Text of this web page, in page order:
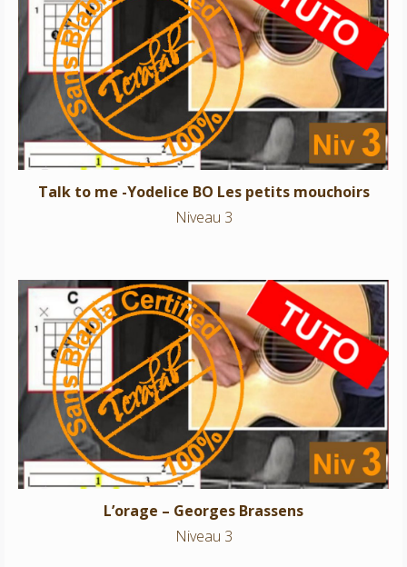
Talk to me -Yodelice BO Les petits mouchoirs
Niveau 3
Talk to me -Yodelice BO Les petits mouchoirs
Niveau 3
L’orage – Georges Brassens
Niveau 3
L’orage – Georges Brassens
Niveau 3